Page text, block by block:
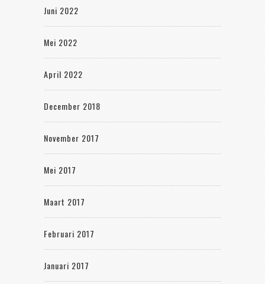
Juni 2022
Mei 2022
April 2022
December 2018
November 2017
Mei 2017
Maart 2017
Februari 2017
Januari 2017